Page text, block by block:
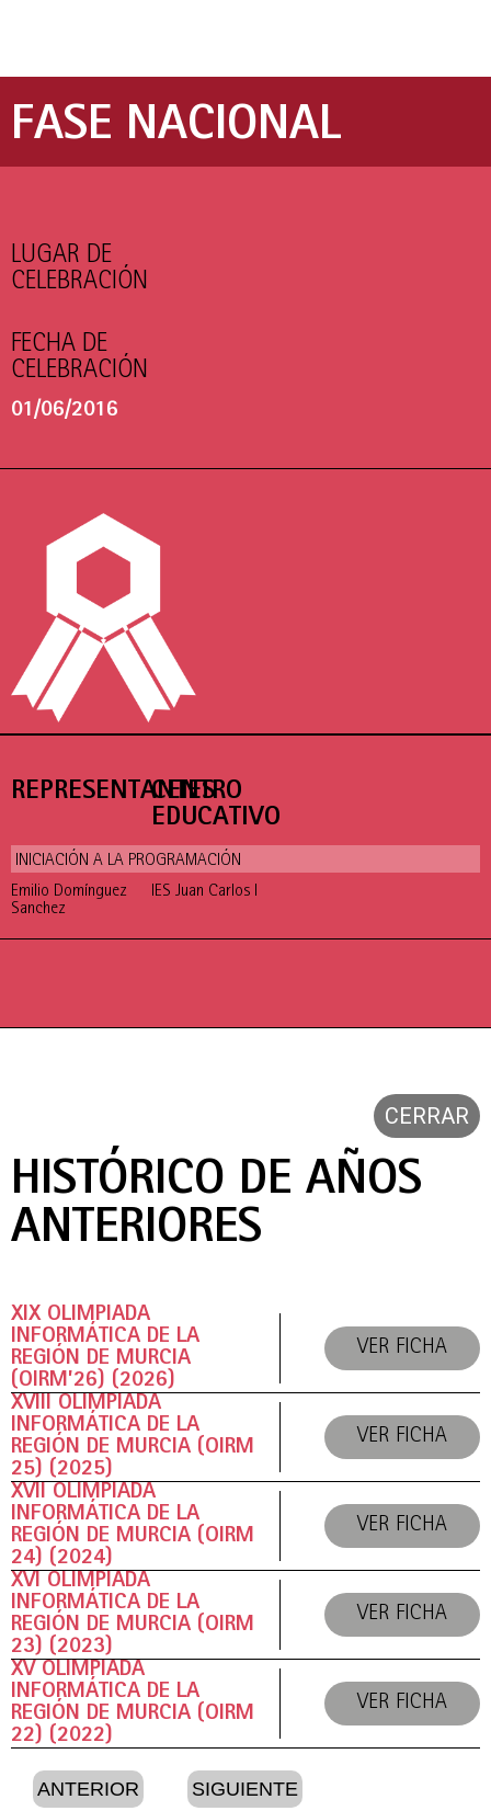
FASE NACIONAL
LUGAR DE
CELEBRACIÓN
FECHA DE
CELEBRACIÓN
01/06/2016
REPRESENTANTES
CENTRO
EDUCATIVO
INICIACIÓN A LA PROGRAMACIÓN
Emilio Domínguez
Sanchez
IES Juan Carlos I
CERRAR
HISTÓRICO DE AÑOS
ANTERIORES
XIX OLIMPIADA
INFORMÁTICA DE LA
REGIÓN DE MURCIA
(OIRM’26) (2026)
VER FICHA
XVIII OLIMPIADA
INFORMÁTICA DE LA
REGIÓN DE MURCIA (OIRM
25) (2025)
VER FICHA
XVII OLIMPIADA
INFORMÁTICA DE LA
REGIÓN DE MURCIA (OIRM
24) (2024)
VER FICHA
XVI OLIMPIADA
INFORMÁTICA DE LA
REGIÓN DE MURCIA (OIRM
23) (2023)
VER FICHA
XV OLIMPIADA
INFORMÁTICA DE LA
REGIÓN DE MURCIA (OIRM
22) (2022)
VER FICHA
ANTERIOR SIGUIENTE